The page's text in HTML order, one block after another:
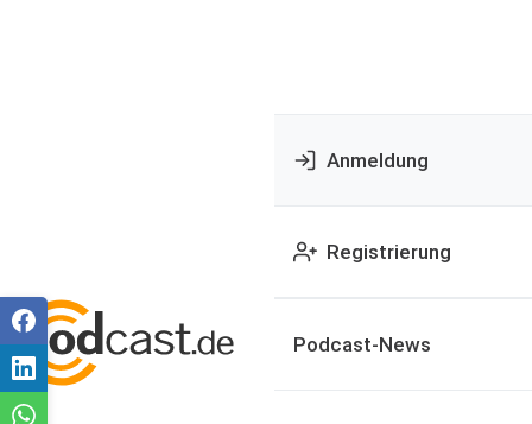
Anmeldung
Registrierung
Podcast-News